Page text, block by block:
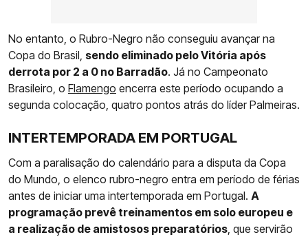
No entanto, o Rubro-Negro não conseguiu avançar na
Copa do Brasil, sendo eliminado pelo Vitória após
derrota por 2 a 0 no Barradão. Já no Campeonato
Brasileiro, o Flamengo encerra este período ocupando a
segunda colocação, quatro pontos atrás do líder Palmeiras.
INTERTEMPORADA EM PORTUGAL
Com a paralisação do calendário para a disputa da Copa
do Mundo, o elenco rubro-negro entra em período de férias
antes de iniciar uma intertemporada em Portugal. A
programação prevê treinamentos em solo europeu e
a realização de amistosos preparatórios , que servirão